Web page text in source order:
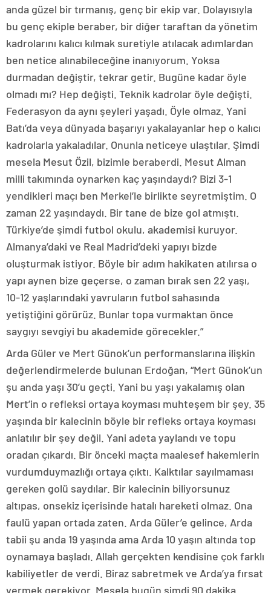
anda güzel bir tırmanış, genç bir ekip var. Dolayısıyla
bu genç ekiple beraber, bir diğer taraftan da yönetim
kadrolarını kalıcı kılmak suretiyle atılacak adımlardan
ben netice alınabileceğine inanıyorum. Yoksa
durmadan değiştir, tekrar getir. Bugüne kadar öyle
olmadı mı? Hep değişti. Teknik kadrolar öyle değişti.
Federasyon da aynı şeyleri yaşadı. Öyle olmaz. Yani
Batı’da veya dünyada başarıyı yakalayanlar hep o kalıcı
kadrolarla yakaladılar. Onunla neticeye ulaştılar. Şimdi
mesela Mesut Özil, bizimle beraberdi. Mesut Alman
milli takımında oynarken kaç yaşındaydı? Bizi 3-1
yendikleri maçı ben Merkel’le birlikte seyretmiştim. O
zaman 22 yaşındaydı. Bir tane de bize gol atmıştı.
Türkiye’de şimdi futbol okulu, akademisi kuruyor.
Almanya’daki ve Real Madrid’deki yapıyı bizde
oluşturmak istiyor. Böyle bir adım hakikaten atılırsa o
yapı aynen bize geçerse, o zaman bırak sen 22 yaşı,
10-12 yaşlarındaki yavruların futbol sahasında
yetiştiğini görürüz. Bunlar topa vurmaktan önce
saygıyı sevgiyi bu akademide görecekler.”
Arda Güler ve Mert Günok’un performanslarına ilişkin
değerlendirmelerde bulunan Erdoğan, “Mert Günok’un
şu anda yaşı 30’u geçti. Yani bu yaşı yakalamış olan
Mert’in o refleksi ortaya koyması muhteşem bir şey. 35
yaşında bir kalecinin böyle bir refleks ortaya koyması
anlatılır bir şey değil. Yani adeta yaylandı ve topu
oradan çıkardı. Bir önceki maçta maalesef hakemlerin
vurdumduymazlığı ortaya çıktı. Kalktılar sayılmaması
gereken golü saydılar. Bir kalecinin biliyorsunuz
altıpas, onsekiz içerisinde hatalı hareketi olmaz. Ona
faulü yapan ortada zaten. Arda Güler’e gelince, Arda
tabii şu anda 19 yaşında ama Arda 10 yaşın altında top
oynamaya başladı. Allah gerçekten kendisine çok farklı
kabiliyetler de verdi. Biraz sabretmek ve Arda’ya fırsat
vermek gerekiyor. Mesela bugün şimdi 90 dakika